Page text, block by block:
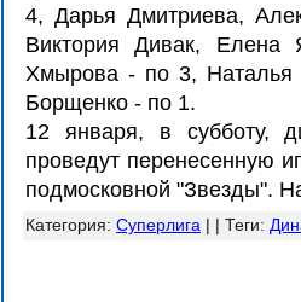
4, Дарья Дмитриева,
Виктория Дивак, Елена
Хмырова - по 3, Наталья
Борщенко - по 1.
12 января, в субботу,
проведут перенесенную
подмосковной "Звезды".
Категория: Суперлига | | Теги: